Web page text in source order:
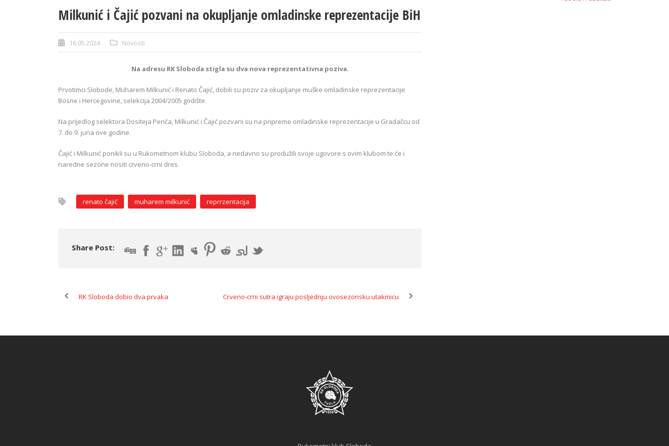
Milkunić i Čajić pozvani na okupljanje omladinske reprezentacije BiH
16 05 2024 Novosti
Na adresu RK Sloboda stigla su dva nova reprezentativna poziva.
Prvotimci Slobode, Muharem Milkunić i Renato Čajić, dobili su poziv za okupljanje muške omladinske reprezentacije
Bosne i Hercegovine, selekcija 2004/2005 godište.
Na prijedlog selektora Dositeja Perića, Milkunić i Čajić pozvani su na pripreme omladinske reprezentacije u Gradačcu od
7. do 9. juna ove godine.
Čajić i Milkunić ponikli su u Rukometnom klubu Sloboda, a nedavno su produžili svoje ugovore s ovim klubom te će i
naredne sezone nositi crveno-crni dres.
renato čajić muharem milkunić reprrzentacija
Share Post:
RK Sloboda dobio dva prvaka Crveno-crni sutra igraju posljednju ovosezonsku utakmicu